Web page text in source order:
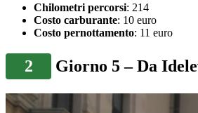
Chilometri percorsi: 214
Costo carburante: 10 euro
Costo pernottamento: 11 euro
2 Giorno 5 – Da